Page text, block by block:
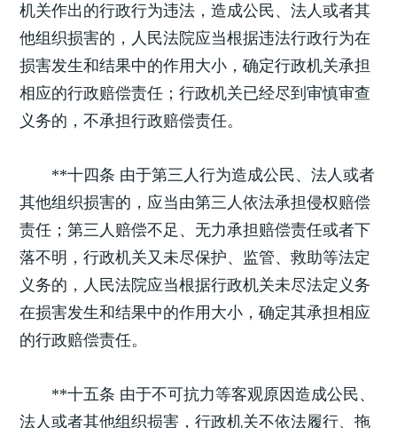
机关作出的行政行为违法，造成公民、法人或者其
他组织损害的，人民法院应当根据违法行政行为在
损害发生和结果中的作用大小，确定行政机关承担
相应的行政赔偿责任；行政机关已经尽到审慎审查
义务的，不承担行政赔偿责任。
**十四条 由于第三人行为造成公民、法人或者
其他组织损害的，应当由第三人依法承担侵权赔偿
责任；第三人赔偿不足、无力承担赔偿责任或者下
落不明，行政机关又未尽保护、监管、救助等法定
义务的，人民法院应当根据行政机关未尽法定义务
在损害发生和结果中的作用大小，确定其承担相应
的行政赔偿责任。
**十五条 由于不可抗力等客观原因造成公民、
法人或者其他组织损害，行政机关不依法履行、拖